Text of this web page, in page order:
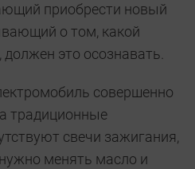
приобрести новый
о том, какой
это осознавать.
совершенно
традиционные
свечи зажигания,
менять масло и